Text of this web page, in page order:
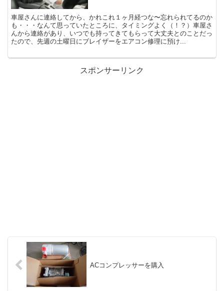
車屋さんに連絡してから、かれこれ１ヶ月経つな〜忘れられてるのか
も・・・なんて思っていたところに、タイミングよく（！？）車屋さ
んから連絡があり、いつでも持ってきてもらって大丈夫とのことだっ
たので、先週の土曜日にブレイザーをエアコン修理に預け...
スポンサーリンク
ACコンプレッサーを購入